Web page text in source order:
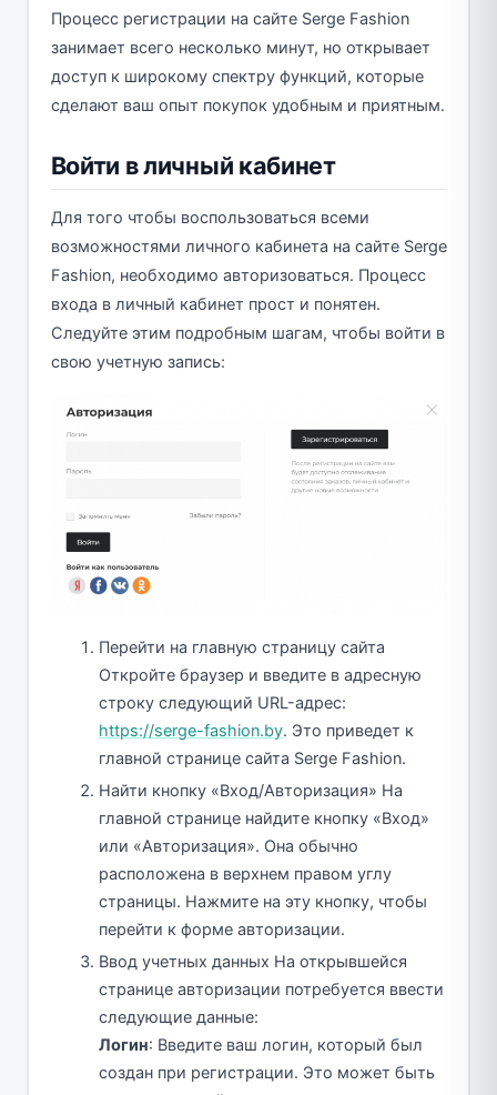
Процесс регистрации на сайте Serge Fashion
занимает всего несколько минут, но открывает
доступ к широкому спектру функций, которые
сделают ваш опыт покупок удобным и приятным.
Войти в личный кабинет
Для того чтобы воспользоваться всеми
возможностями личного кабинета на сайте Serge
Fashion, необходимо авторизоваться. Процесс
входа в личный кабинет прост и понятен.
Следуйте этим подробным шагам, чтобы войти в
свою учетную запись:
Перейти на главную страницу сайта
Откройте браузер и введите в адресную
строку следующий URL-адрес:
https://serge-fashion.by. Это приведет к
главной странице сайта Serge Fashion.
Найти кнопку «Вход/Авторизация» На
главной странице найдите кнопку «Вход»
или «Авторизация». Она обычно
расположена в верхнем правом углу
страницы. Нажмите на эту кнопку, чтобы
перейти к форме авторизации.
Ввод учетных данных На открывшейся
странице авторизации потребуется ввести
следующие данные:
Логин: Введите ваш логин, который был
создан при регистрации. Это может быть